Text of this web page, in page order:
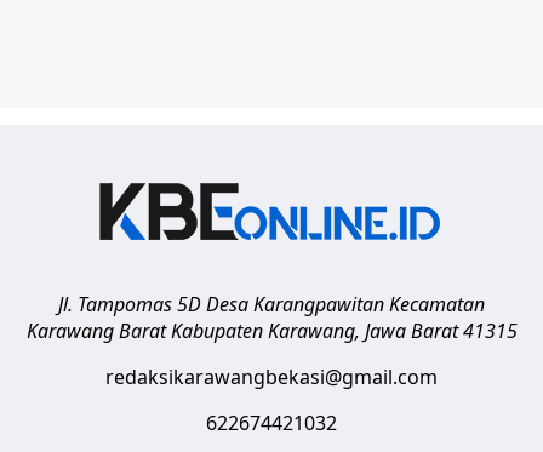
Jl. Tampomas 5D Desa Karangpawitan Kecamatan
Karawang Barat Kabupaten Karawang, Jawa Barat 41315
redaksikarawangbekasi@gmail.com
622674421032